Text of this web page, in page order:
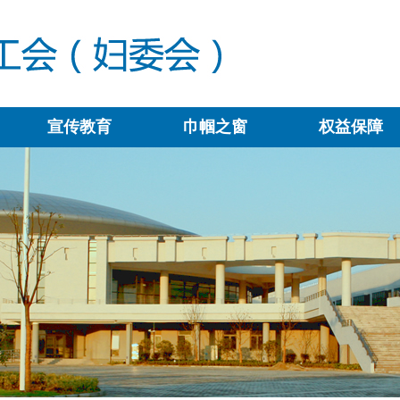
宣传教育 巾帼之窗 权益保障